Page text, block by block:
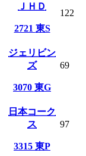
ＪＨＤ
2721 東S
122
ジェリビン
ズ
3070 東G
69
日本コーク
ス
3315 東P
97